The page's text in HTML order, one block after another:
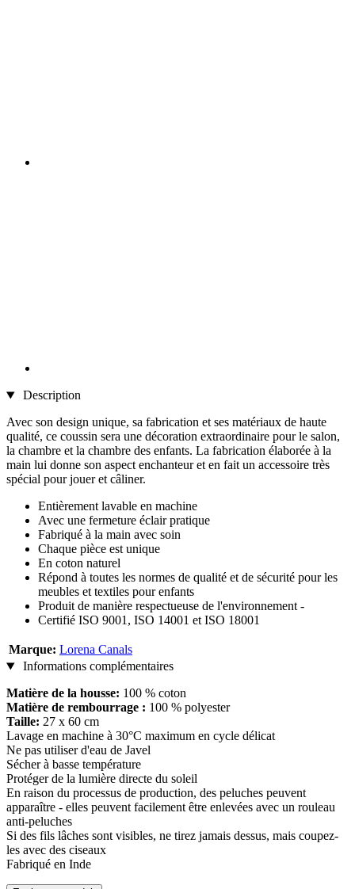
Description
Avec son design unique, sa fabrication et ses matériaux de haute
qualité, ce coussin sera une décoration extraordinaire pour le salon,
la chambre et la chambre des enfants. La fabrication élaborée à la
main lui donne son aspect enchanteur et en fait un accessoire très
spécial pour jouer et câliner.
Entièrement lavable en machine
Avec une fermeture éclair pratique
Fabriqué à la main avec soin
Chaque pièce est unique
En coton naturel
Répond à toutes les normes de qualité et de sécurité pour les
meubles et textiles pour enfants
Produit de manière respectueuse de l'environnement -
Certifié ISO 9001, ISO 14001 et ISO 18001
Marque: Lorena Canals
Informations complémentaires
Matière de la housse: 100 % coton
Matière de rembourrage : 100 % polyester
Taille: 27 x 60 cm
Lavage en machine à 30°C maximum en cycle délicat
Ne pas utiliser d'eau de Javel
Sécher à basse température
Protéger de la lumière directe du soleil
En raison du processus de production, des peluches peuvent
apparaître - elles peuvent facilement être enlevées avec un rouleau
anti-peluches
Si des fils lâches sont visibles, ne tirez jamais dessus, mais coupez-
les avec des ciseaux
Fabriqué en Inde